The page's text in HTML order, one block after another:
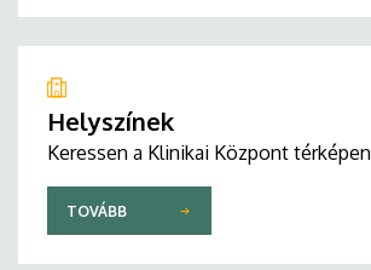
Helyszínek
Keressen a Klinikai Központ térképen
TOVÁBB